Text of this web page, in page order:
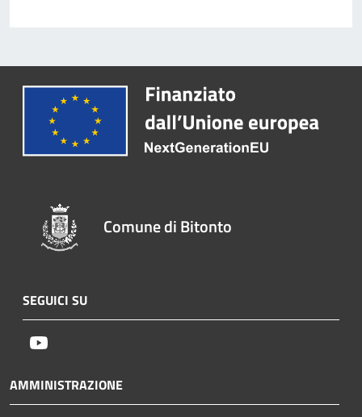
Comune di Bitonto
SEGUICI SU
AMMINISTRAZIONE